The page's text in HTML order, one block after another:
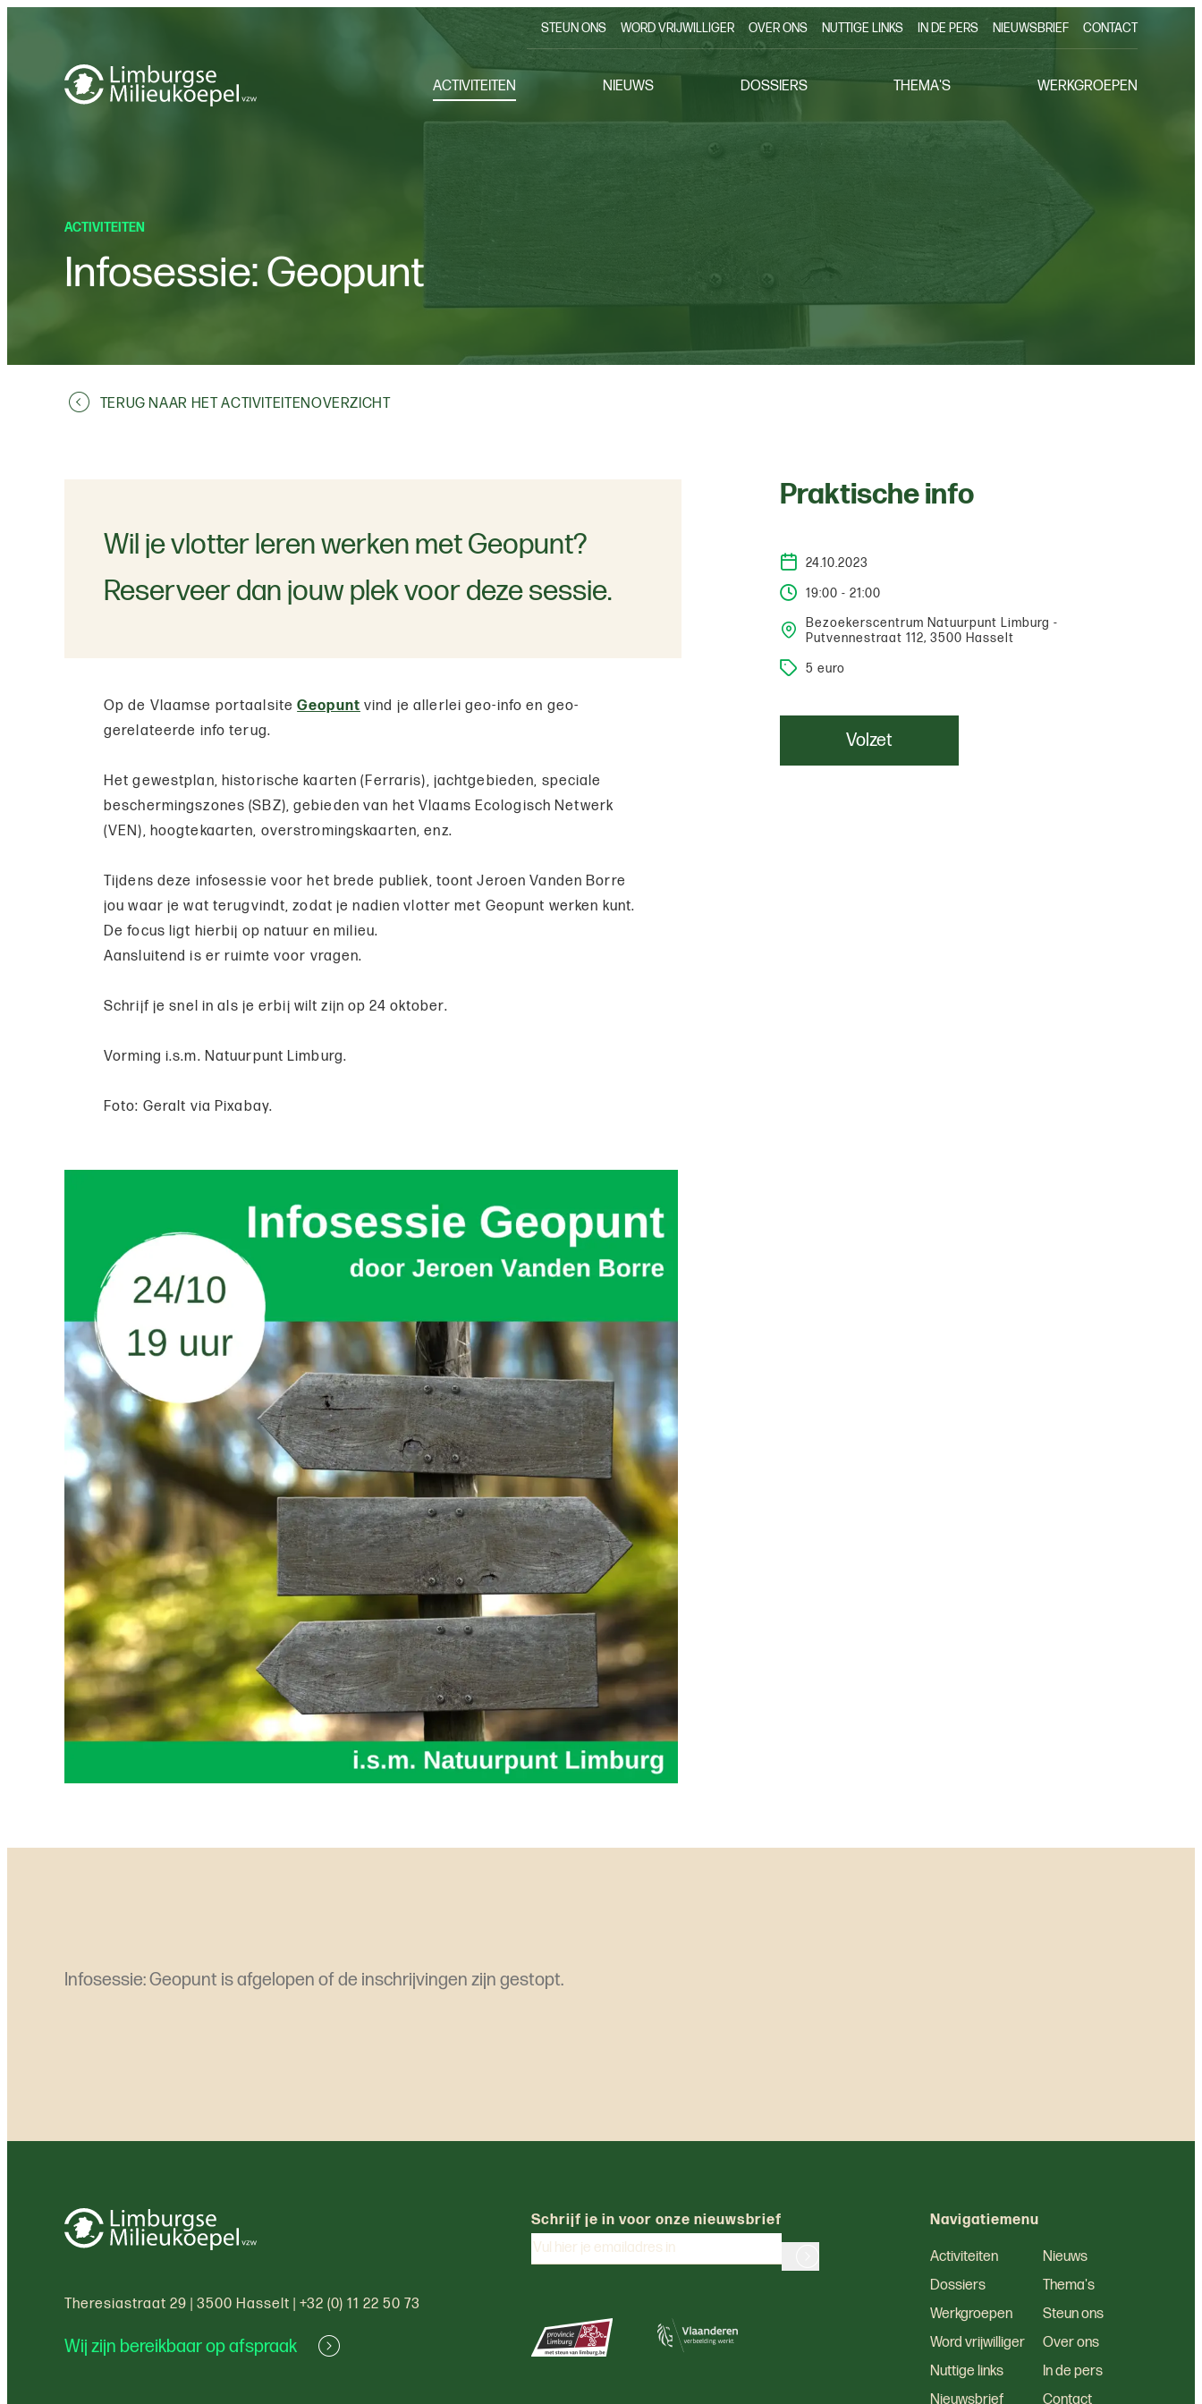
STEUN ONS WORD VRIJWILLIGER OVER ONS NUTTIGE LINKS IN DE PERS NIEUWSBRIEF CONTACT
ACTIVITEITEN NIEUWS DOSSIERS THEMA'S WERKGROEPEN
ACTIVITEITEN
Infosessie: Geopunt
TERUG NAAR HET ACTIVITEITENOVERZICHT
Wil je vlotter leren werken met Geopunt?
Reserveer dan jouw plek voor deze sessie.
Op de Vlaamse portaalsiteGeopunt vind je allerlei geo-info en geo-
gerelateerde info terug.
Het gewestplan, historische kaarten (Ferraris), jachtgebieden, speciale
beschermingszones (SBZ), gebieden van het Vlaams Ecologisch Netwerk
(VEN), hoogtekaarten, overstromingskaarten, enz.
Tijdens deze infosessie voor het brede publiek, toont Jeroen Vanden Borre
jou waar je wat terugvindt, zodat je nadien vlotter met Geopunt werken kunt.
De focus ligt hierbij op natuur en milieu.
Aansluitend is er ruimte voor vragen.
Schrijf je snel in als je erbij wilt zijn op 24 oktober.
Vorming i.s.m. Natuurpunt Limburg.
Foto: Geralt via Pixabay.
Praktische info
24.10.2023
19:00 - 21:00
Bezoekerscentrum Natuurpunt Limburg -
Putvennestraat 112, 3500 Hasselt
5 euro
Volzet
Infosessie: Geopunt is afgelopen of de inschrijvingen zijn gestopt.
Theresiastraat 29 3500 Hasselt +32 (0) 11 22 50 73
Wij zijn bereikbaar op afspraak
Schrijf je in voor onze nieuwsbrief Navigatiemenu
Activiteiten
Nieuws
Dossiers
Thema's
Werkgroepen
Steun ons
Word vrijwilliger
Over ons
Nuttige links
In de pers
Nieuwsbrief
Contact